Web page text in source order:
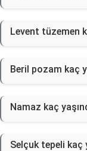
Levent tüzemen
Beril pozam kaç
Namaz kaç
Selçuk tepeli kaç